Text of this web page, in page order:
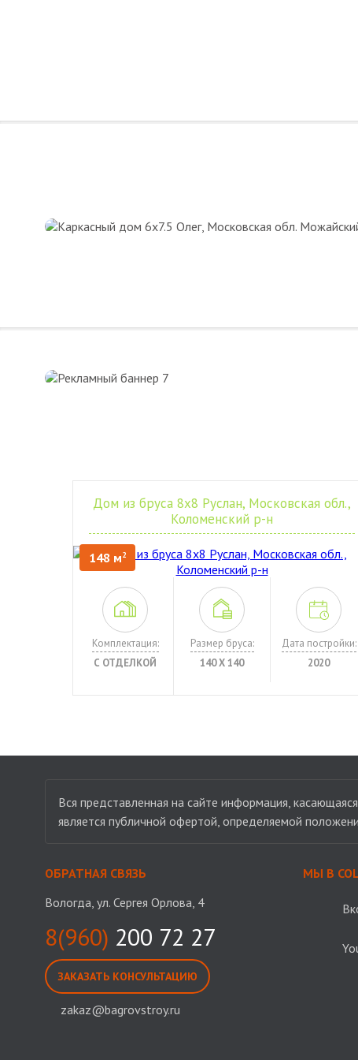
Дом из бруса 8х8 Руслан, Московская обл.,
Коломенский р-н
148 м2
Комплектация:
С ОТДЕЛКОЙ
Размер бруса:
140 Х 140
Дата постройки:
2020
Вся представленная на сайте информация,
является публичной офертой, определяемой
ОБРАТНАЯ СВЯЗЬ
Вологда, ул. Сергея Орлова, 4
8(960) 200 72 27
ЗАКАЗАТЬ КОНСУЛЬТАЦИЮ
zakaz@bagrovstroy.ru
МЫ В